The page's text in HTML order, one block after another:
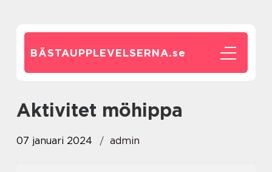
BÄSTAUPPLEVELSERNA.se
aktivitet möhippa
07 januari 2024 admin